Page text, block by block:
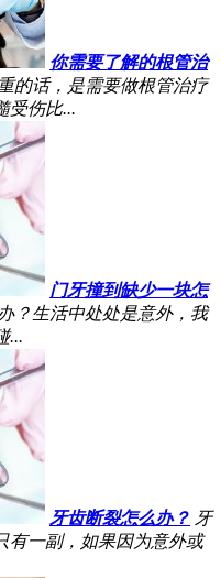
你需要了解的根管治
的话，是需要做根管治疗
受伤比...
门牙撞到缺少一块怎
？生活中处处是意外，我
...
牙齿断裂怎么办？ 牙
有一副，如果因为意外或